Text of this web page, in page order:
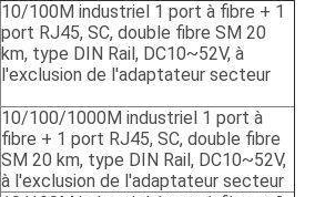
10/100M industriel 1 port à fibre + 1
port RJ45, SC, double fibre SM 20
km, type DIN Rail, DC10~52V, à
l'exclusion de l'adaptateur secteur
10/100/1000M industriel 1 port à
fibre + 1 port RJ45, SC, double fibre
SM 20 km, type DIN Rail, DC10~52V,
à l'exclusion de l'adaptateur secteur